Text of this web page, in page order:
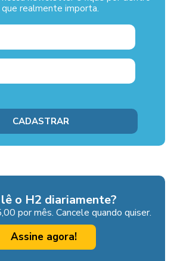
realmente importa.
o H2 diariamente?
por mês. Cancele quando quiser.
Assine agora!